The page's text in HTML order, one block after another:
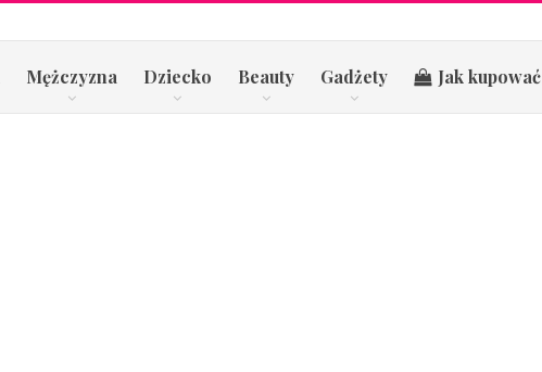
Mężczyzna Dziecko Beauty Gadżety Jak